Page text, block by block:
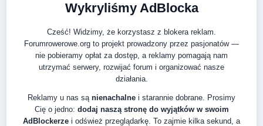
Wykryliśmy AdBlocka
Cześć! Widzimy, że korzystasz z blokera reklam.
Forumrowerowe.org to projekt prowadzony przez pasjonatów —
nie pobieramy opłat za dostęp, a reklamy pomagają nam
utrzymać serwery, rozwijać forum i organizować nasze
działania.
Reklamy u nas są nienachalne i starannie dobrane. Prosimy
Cię o jedno: dodaj naszą stronę do wyjątków w swoim
AdBlockerze i odśwież przeglądarkę. To zajmie kilka sekund, a